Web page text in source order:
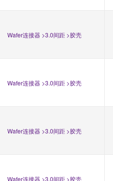
Wafer连接器 >3.0间距 >胶壳
Wafer连接器 >3.0间距 >胶壳
Wafer连接器 >3.0间距 >胶壳
Wafer连接器 >3.0间距 >胶壳